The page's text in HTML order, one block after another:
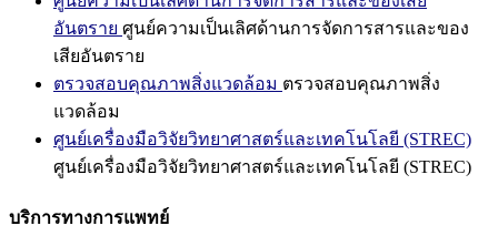
อันตราย ศูนย์ความเป็นเลิศด้านการจัดการสารและของ
เสียอันตราย
ตรวจสอบคุณภาพสิ่งแวดล้อม ตรวจสอบคุณภาพสิ่ง
แวดล้อม
ศูนย์เครื่องมือวิจัยวิทยาศาสตร์และเทคโนโลยี (STREC)
ศูนย์เครื่องมือวิจัยวิทยาศาสตร์และเทคโนโลยี (STREC)
บริการทางการแพทย์